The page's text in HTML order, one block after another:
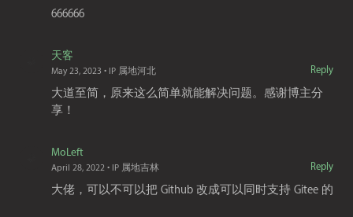
666666
天客
Reply
May 23, 2023 • IP 属地河北
大道至简，原来这么简单就能解决问题。感谢博主分
享！
MoLeft
Reply
April 28, 2022 • IP 属地吉林
大佬，可以不可以把 Github 改成可以同时支持 Gitee 的